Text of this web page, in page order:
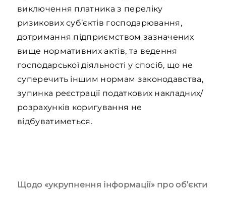
виключення платника з переліку
ризикових суб’єктів господарювання,
дотримання підприємством зазначених
вище нормативних актів, та ведення
господарської діяльності у спосіб, що не
суперечить іншим нормам законодавства,
зупинка реєстрації податкових накладних/
розрахунків коригування не
відбуватиметься.
Щодо «укрупнення інформації» про об’єкти